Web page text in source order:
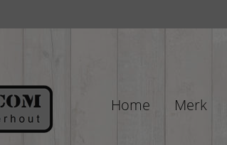
Home Merk